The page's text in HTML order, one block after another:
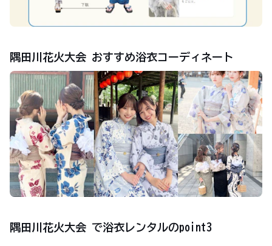
隅田川花火大会 おすすめ浴衣コーディネート
隅田川花火大会 で浴衣レンタルのpoint3